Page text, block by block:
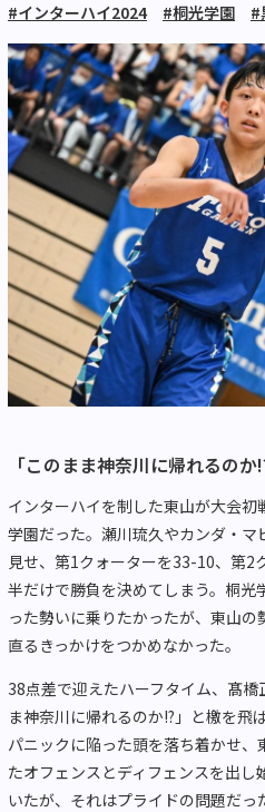
#インターハイ2024 #桐光学園 #
「このまま神奈川に帰れるの
インターハイを制した東山が大会
学園だった。瀬川琉久やカンダ・
見せ、第1クォーターを33-10、第
半だけで勝負を決めてしまう。桐
った勢いに乗りたかったが、東山
直るきっかけをつかめなかった。
38点差で迎えたハーフタイム、髙
ま神奈川に帰れるのか!?」と檄を飛
パニックに陥った頭を落ち着かせ
たオフェンスとディフェンスを出
いたが、それはプライドの問題だっ